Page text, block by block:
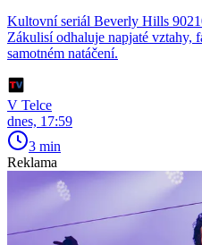
Kultovní seriál Beverly Hills
Zákulisí odhaluje napjaté vztahy,
samotném natáčení.
V Telce
dnes, 17:59
3 min
Reklama